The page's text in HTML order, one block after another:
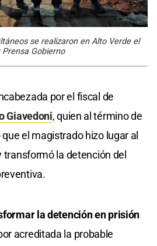
se realizaron en Alto Verde el
Gobierno
por el fiscal de
Giavedoni, quien al término de
el magistrado hizo lugar al
transformó la detención del
la detención en prisión
acreditada la probable